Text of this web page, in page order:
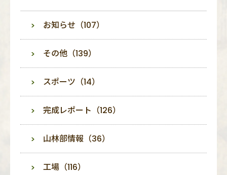
お知らせ（107）
その他（139）
スポーツ（14）
完成レポート（126）
山林部情報（36）
工場（116）